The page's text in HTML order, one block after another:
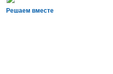
Решаем вместе